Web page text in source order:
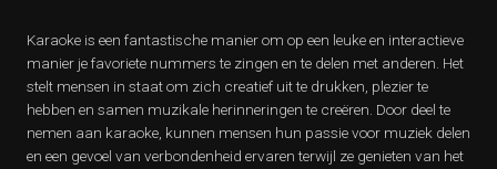
Karaoke is een fantastische manier om op een leuke en interactieve
manier je favoriete nummers te zingen en te delen met anderen. Het
stelt mensen in staat om zich creatief uit te drukken, plezier te
hebben en samen muzikale herinneringen te creëren. Door deel te
nemen aan karaoke, kunnen mensen hun passie voor muziek delen
en een gevoel van verbondenheid ervaren terwijl ze genieten van het